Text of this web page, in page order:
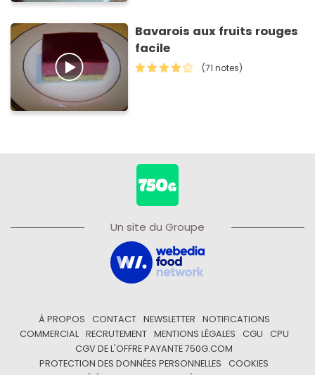
Bavarois aux fruits rouges
facile
(71 notes)
Un site du Groupe
À PROPOS CONTACT NEWSLETTER
NOTIFICATIONS
COMMERCIAL
RECRUTEMENT MENTIONS LÉGALES CGU
CPU
CGV DE L'OFFRE PAYANTE 750G.COM
PROTECTION DES DONNÉES PERSONNELLES
COOKIES